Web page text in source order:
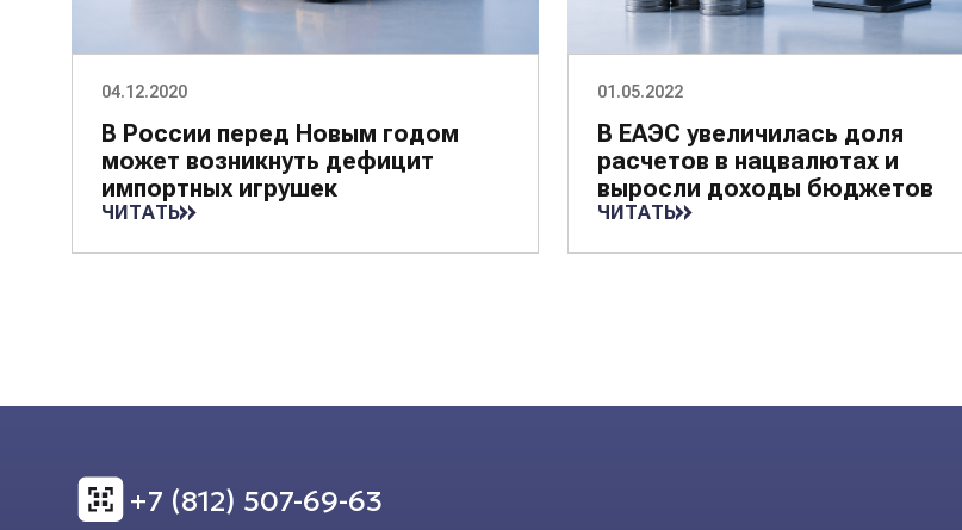
04.12.2020
В России перед Новым годом
может возникнуть дефицит
импортных игрушек
ЧИТАТЬ
01.05.2022
В ЕАЭС увеличилась доля
расчетов в нацвалютах и
выросли доходы бюджетов
ЧИТАТЬ
+7 (812) 507-69-63